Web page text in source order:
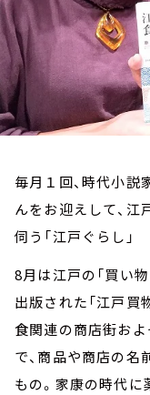
毎月１回、時代小説
んをお迎えして、
伺う「江戸ぐらし」
8月は江戸の「買い
出版された「江戸買
食関連の商店街お
で、商品や商店の名
もの。家康の時代に